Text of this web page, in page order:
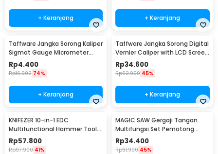
+ Keranjang + Keranjang
Taffware Jangka Sorong Kaliper
Sigmat Gauge Micrometer
150mm - QST-600
Rp4.400
Rp16.900 74%
+ Keranjang
Taffware Jangka Sorong Digital
Vernier Caliper with LCD Screen
150mm - JIGO-150
Rp34.600
Rp62.900 45%
+ Keranjang
KNIFEZER 10-in-1 EDC
Multifunctional Hammer Tool
for Camping Survival - WL-
9003
Rp57.800
Rp97.900 41%
MAGIC SAW Gergaji Tangan
Multifungsi Set Pemotong
Kayu Besi
Rp34.400
Rp61.900 45%